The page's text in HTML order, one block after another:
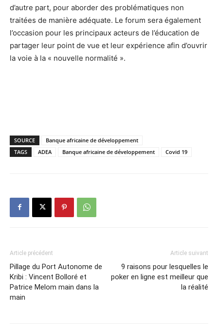
d’autre part, pour aborder des problématiques non
traitées de manière adéquate. Le forum sera également
l’occasion pour les principaux acteurs de l’éducation de
partager leur point de vue et leur expérience afin d’ouvrir
la voie à la « nouvelle normalité ».
SOURCE
Banque africaine de développement
TAGS
ADEA Banque africaine de développement Covid 19
Article précédent
Pillage du Port Autonome de
Kribi : Vincent Bolloré et
Patrice Melom main dans la
main
Article suivant
9 raisons pour lesquelles le
poker en ligne est meilleur que
la réalité